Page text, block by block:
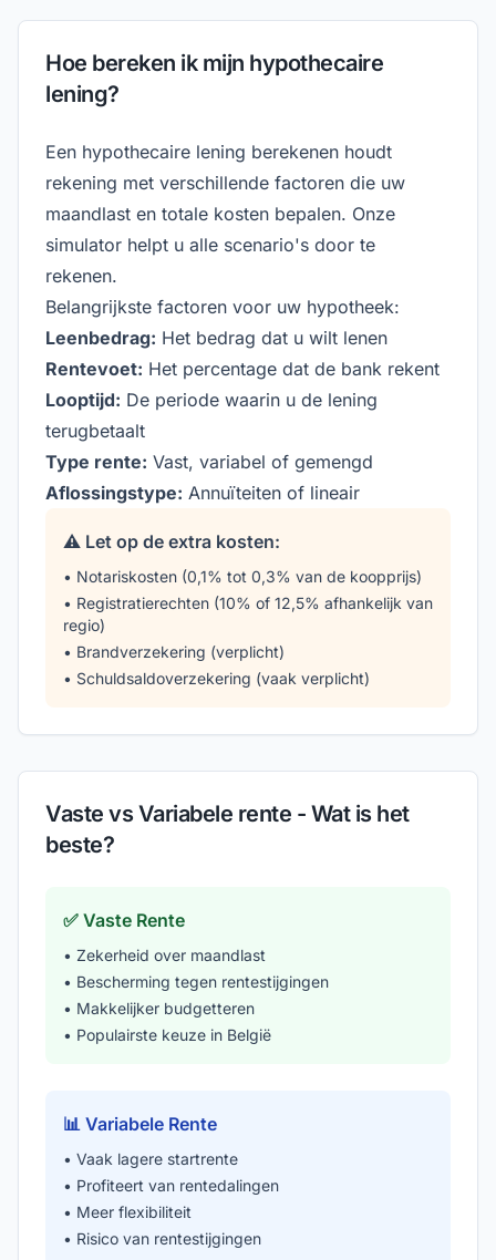
Hoe bereken ik mijn hypothecaire
lening?
Een hypothecaire lening berekenen houdt
rekening met verschillende factoren die uw
maandlast en totale kosten bepalen. Onze
simulator helpt u alle scenario's door te
rekenen.
Belangrijkste factoren voor uw hypotheek:
Leenbedrag: Het bedrag dat u wilt lenen
Rentevoet: Het percentage dat de bank rekent
Looptijd: De periode waarin u de lening
terugbetaalt
Type rente: Vast, variabel of gemengd
Aflossingstype: Annuïteiten of lineair
⚠️ Let op de extra kosten:
• Notariskosten (0,1% tot 0,3% van de koopprijs)
• Registratierechten (10% of 12,5% afhankelijk van
regio)
• Brandverzekering (verplicht)
• Schuldsaldoverzekering (vaak verplicht)
Vaste vs Variabele rente - Wat is het
beste?
✅ Vaste Rente
• Zekerheid over maandlast
• Bescherming tegen rentestijgingen
• Makkelijker budgetteren
• Populairste keuze in België
📊 Variabele Rente
• Vaak lagere startrente
• Profiteert van rentedalingen
• Meer flexibiliteit
• Risico van rentestijgingen